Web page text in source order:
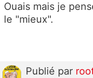
Ouais mais je
le "mieux".
Publié par